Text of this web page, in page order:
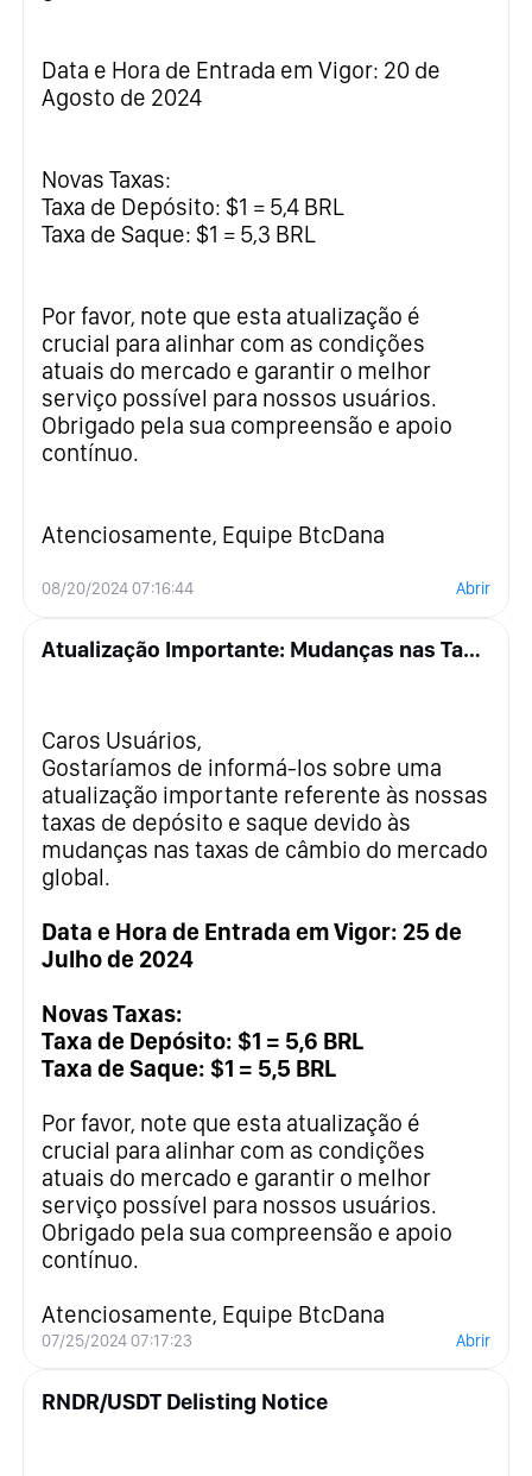
Data e Hora de Entrada em Vigor: 20 de
Agosto de 2024
Novas Taxas:
Taxa de Depósito: $1 = 5,4 BRL
Taxa de Saque: $1 = 5,3 BRL
Por favor, note que esta atualização é
crucial para alinhar com as condições
atuais do mercado e garantir o melhor
serviço possível para nossos usuários.
Obrigado pela sua compreensão e apoio
contínuo.
Atenciosamente, Equipe BtcDana
08/20/2024 07:16:44 Abrir
Atualização Importante: Mudanças nas Taxas de Depósito e Saque
Caros Usuários,
Gostaríamos de informá-los sobre uma
atualização importante referente às nossas
taxas de depósito e saque devido às
mudanças nas taxas de câmbio do mercado
global.
Data e Hora de Entrada em Vigor: 25 de
Julho de 2024
Novas Taxas:
Taxa de Depósito: $1 = 5,6 BRL
Taxa de Saque: $1 = 5,5 BRL
Por favor, note que esta atualização é
crucial para alinhar com as condições
atuais do mercado e garantir o melhor
serviço possível para nossos usuários.
Obrigado pela sua compreensão e apoio
contínuo.
Atenciosamente, Equipe BtcDana
07/25/2024 07:17:23 Abrir
RNDR/USDT Delisting Notice